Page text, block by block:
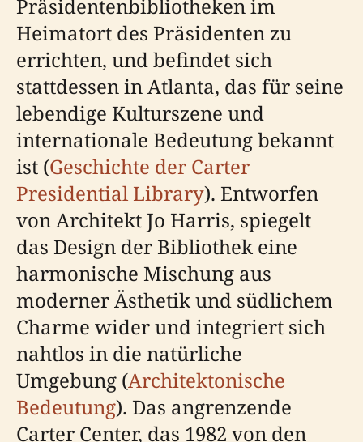
Präsidentenbibliotheken im
Heimatort des Präsidenten zu
errichten, und befindet sich
stattdessen in Atlanta, das für seine
lebendige Kulturszene und
internationale Bedeutung bekannt
ist (Geschichte der Carter
Presidential Library). Entworfen
von Architekt Jo Harris, spiegelt
das Design der Bibliothek eine
harmonische Mischung aus
moderner Ästhetik und südlichem
Charme wider und integriert sich
nahtlos in die natürliche
Umgebung (Architektonische
Bedeutung). Das angrenzende
Carter Center, das 1982 von den